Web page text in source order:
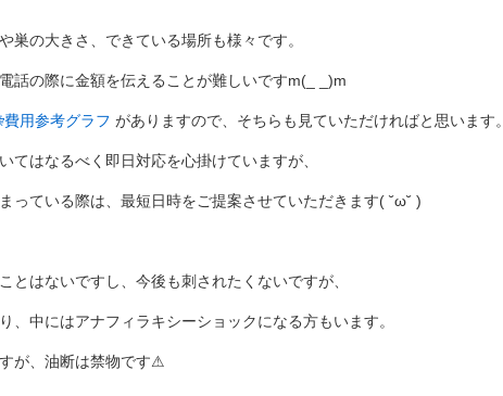
巣の大きさ、できている場所も様々です。
話の際に金額を伝えることが難しいですm(_ _)m
費用参考グラフ がありますので、そちらも見ていただければと思います。
てはなるべく即日対応を心掛けていますが、
っている際は、最短日時をご提案させていただきます( ˘ω˘ )
とはないですし、今後も刺されたくないですが、
、中にはアナフィラキシーショックになる方もいます。
が、油断は禁物です⚠